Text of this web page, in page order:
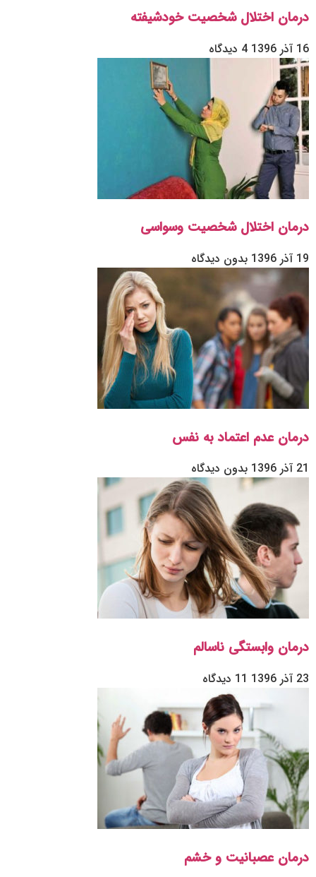
درمان اختلال شخصیت خودشیفته
16 آذر 1396 4 دیدگاه
درمان اختلال شخصیت وسواسی
19 آذر 1396 بدون دیدگاه
درمان عدم اعتماد به نفس
21 آذر 1396 بدون دیدگاه
درمان وابستگی ناسالم
23 آذر 1396 11 دیدگاه
درمان عصبانیت و خشم